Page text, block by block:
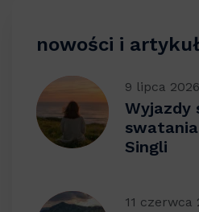
nowości i
9 lipca 2026
Wyjazdy
Singli
11 czerwca